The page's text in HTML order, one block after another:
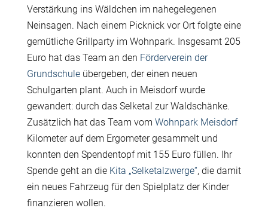
Verstärkung ins Wäldchen im nahegelegenen
Neinsagen. Nach einem Picknick vor Ort folgte eine
gemütliche Grillparty im Wohnpark. Insgesamt 205
Euro hat das Team an den Förderverein der
Grundschuleübergeben, der einen neuen
Schulgarten plant. Auch in Meisdorf wurde
gewandert: durch das Selketal zur Waldschänke.
Zusätzlich hat das Team vom Wohnpark Meisdorf
Kilometer auf dem Ergometer gesammelt und
konnten den Spendentopf mit 155 Euro füllen. Ihr
Spende geht an die Kita „Selketalzwerge“, die damit
ein neues Fahrzeug für den Spielplatz der Kinder
finanzieren wollen.